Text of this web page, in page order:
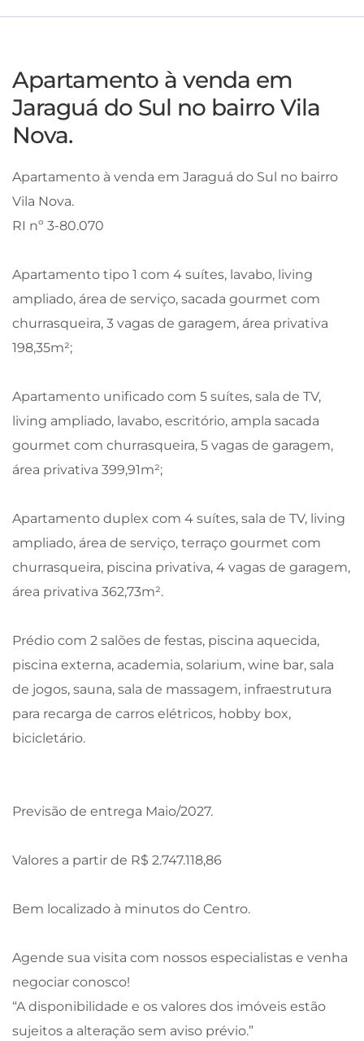
Apartamento à venda em
Jaraguá do Sul no bairro Vila
Nova.
Apartamento à venda em Jaraguá do Sul no bairro
Vila Nova.
RI nº 3-80.070
Apartamento tipo 1 com 4 suítes, lavabo, living
ampliado, área de serviço, sacada gourmet com
churrasqueira, 3 vagas de garagem, área privativa
198,35m²;
Apartamento unificado com 5 suítes, sala de TV,
living ampliado, lavabo, escritório, ampla sacada
gourmet com churrasqueira, 5 vagas de garagem,
área privativa 399,91m²;
Apartamento duplex com 4 suítes, sala de TV, living
ampliado, área de serviço, terraço gourmet com
churrasqueira, piscina privativa, 4 vagas de garagem,
área privativa 362,73m².
Prédio com 2 salões de festas, piscina aquecida,
piscina externa, academia, solarium, wine bar, sala
de jogos, sauna, sala de massagem, infraestrutura
para recarga de carros elétricos, hobby box,
bicicletário.
Previsão de entrega Maio/2027.
Valores a partir de R$ 2.747.118,86
Bem localizado à minutos do Centro.
Agende sua visita com nossos especialistas e venha
negociar conosco!
“A disponibilidade e os valores dos imóveis estão
sujeitos a alteração sem aviso prévio.”